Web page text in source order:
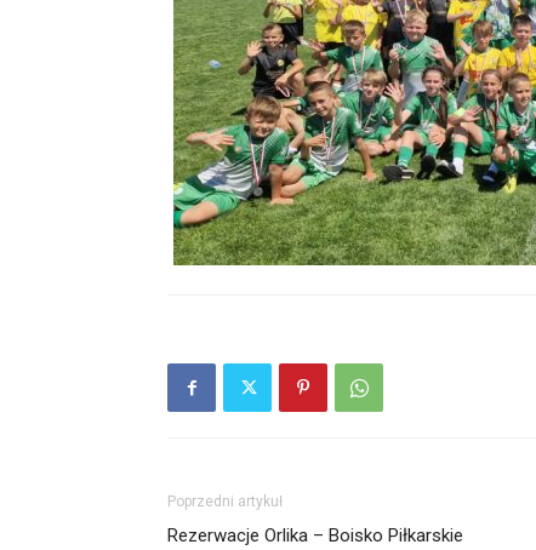
Poprzedni artykuł
Rezerwacje Orlika – Boisko Piłkarskie